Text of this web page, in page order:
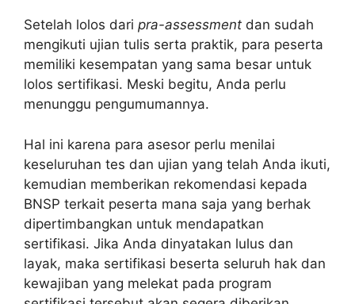
Setelah lolos dari pra-assessment dan sudah
mengikuti ujian tulis serta praktik, para peserta
memiliki kesempatan yang sama besar untuk
lolos sertifikasi. Meski begitu, Anda perlu
menunggu pengumumannya.
Hal ini karena para asesor perlu menilai
keseluruhan tes dan ujian yang telah Anda ikuti,
kemudian memberikan rekomendasi kepada
BNSP terkait peserta mana saja yang berhak
dipertimbangkan untuk mendapatkan
sertifikasi. Jika Anda dinyatakan lulus dan
layak, maka sertifikasi beserta seluruh hak dan
kewajiban yang melekat pada program